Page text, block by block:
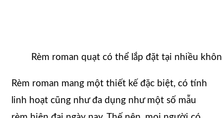
Rèm roman quạt có thể lắp đặt tại nhiều
Rèm roman mang một thiết kế đặc biệt, có tính
linh hoạt cũng như đa dụng như một số mẫu